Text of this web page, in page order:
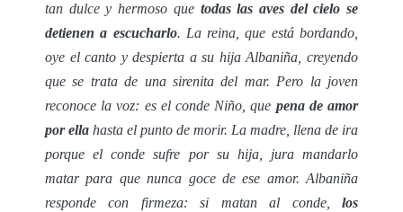
tan dulce y hermoso que todas las aves del cielo se
detienen a escucharlo. La reina, que está bordando,
oye el canto y despierta a su hija Albaniña, creyendo
que se trata de una sirenita del mar. Pero la joven
reconoce la voz: es el conde Niño, que pena de amor
por ella hasta el punto de morir. La madre, llena de ira
porque el conde sufre por su hija, jura mandarlo
matar para que nunca goce de ese amor. Albaniña
responde con firmeza: si matan al conde, los